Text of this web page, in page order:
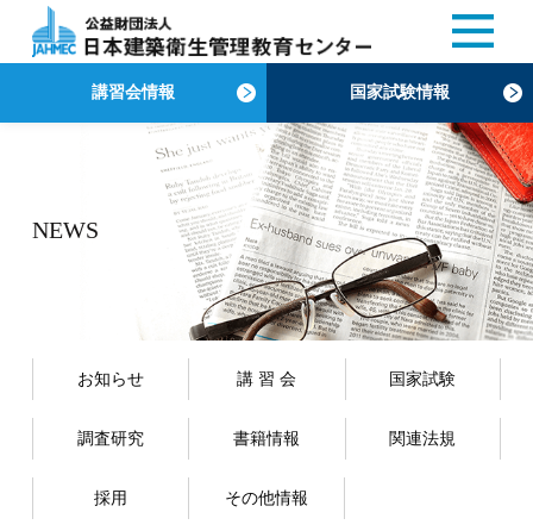
講習会情報 国家試験情報
NEWS
お知らせ 講 習 会 国家試験
調査研究 書籍情報 関連法規
採用 その他情報